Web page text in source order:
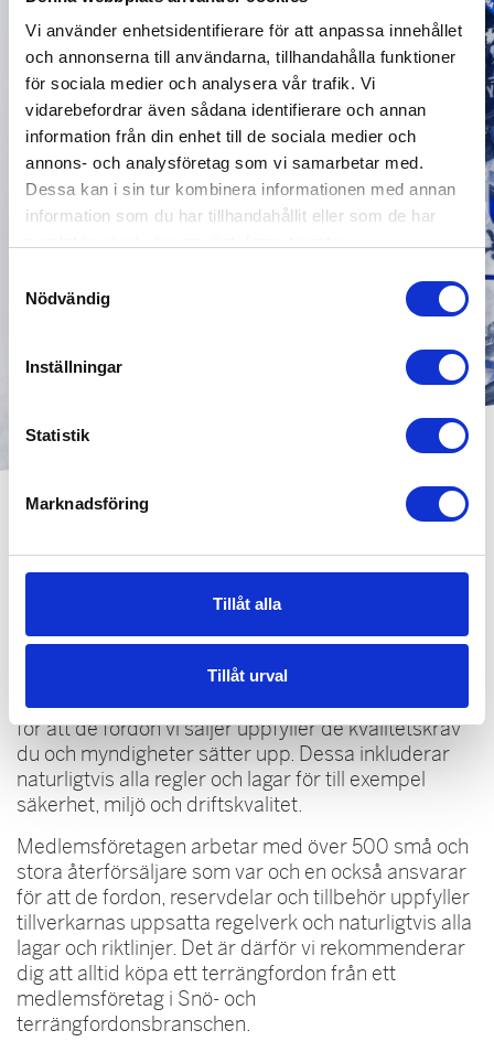
Vi använder enhetsidentifierare för att anpassa innehållet
och annonserna till användarna, tillhandahålla funktioner
för sociala medier och analysera vår trafik. Vi
vidarebefordrar även sådana identifierare och annan
information från din enhet till de sociala medier och
annons- och analysföretag som vi samarbetar med.
Dessa kan i sin tur kombinera informationen med annan
information som du har tillhandahållit eller som de har
Nödvändig
Inställningar
Statistik
Marknadsföring
Tillåt alla
Tillåt urval
Köpa och äga terrängfordon
Snö- och terrängfordonsbranschens
medlemsföretag importerar och levererar fordon
för terrängen. Importörer och distributörer ansvarar
för att de fordon vi säljer uppfyller de kvalitetskrav
du och myndigheter sätter upp. Dessa inkluderar
naturligtvis alla regler och lagar för till exempel
säkerhet, miljö och driftskvalitet.
Medlemsföretagen arbetar med över 500 små och
stora återförsäljare som var och en också ansvarar
för att de fordon, reservdelar och tillbehör uppfyller
tillverkarnas uppsatta regelverk och naturligtvis alla
lagar och riktlinjer. Det är därför vi rekommenderar
dig att alltid köpa ett terrängfordon från ett
medlemsföretag i Snö- och
terrängfordonsbranschen.